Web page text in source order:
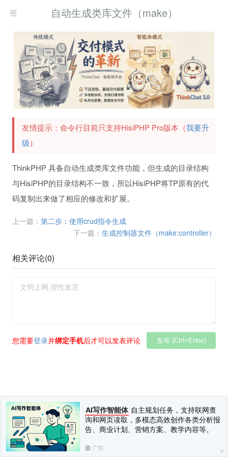
AI写作智能体 自主规划任务，支持联网查
询和网页读取，多模态高效创作各类分析报
告、商业计划、营销方案、教学内容等。
广告
自动生成类库文件（make）
友情提示：命令行目前只支持HisiPHP Pro版本（我要升
级）
ThinkPHP 具备自动生成类库文件功能，但生成的目录结构
与HisiPHP的目录结构不一致，所以HisiPHP将TP原有的代
码复制出来做了相应的修改和扩展。
上一篇： 第二步：使用crud指令生成
下一篇： 生成控制器文件（make:controller）
相关评论(0)
您需要登录并绑定手机后才可以发表评论 发布 (Ctrl+Enter)